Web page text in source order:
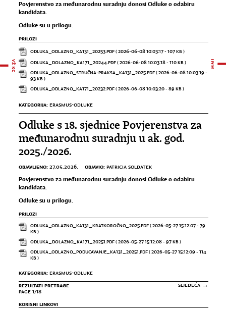
Povjerenstvo za međunarodnu suradnju donosi Odluke o odabiru
kandidata.
Odluke su u prilogu.
PRILOZI
ODLUKA_ODLAZNO_KA131_20253.PDF( 2026-06-08 10:03:17 - 107 KB )
ODLUKA_DOLAZNO_KA171_20244.PDF( 2026-06-08 10:03:18 - 110 KB )
ODLUKA_ODLAZNO_STRUČNA-PRAKSA_KA131_2025.PDF( 2026-06-08 10:03:19 -
93 KB )
ODLUKA_ODLAZNO_KA171_20232.PDF( 2026-06-08 10:03:20 - 89 KB )
KATEGORIJA: ERASMUS-ODLUKE
Odluke s 18. sjednice Povjerenstva za
međunarodnu suradnju u ak. god.
2025./2026.
OBJAVLJENO: 27.05.2026. OBJAVIO: PATRICIA SOLDATEK
Povjerenstvo za međunarodnu suradnju donosi Odluke o odabiru
kandidata.
Odluke su u prilogu.
PRILOZI
ODLUKA_ODLAZNO_KA131_KRATKOROČNO_2025.PDF( 2026-05-27 15:12:07 - 79
KB )
ODLUKA_DOLAZNO_KA171_20251.PDF( 2026-05-27 15:12:08 - 97 KB )
ODLUKA_ODLAZNO_PODUCAVANJE_KA131_20251.PDF( 2026-05-27 15:12:09 - 114
KB )
KATEGORIJA: ERASMUS-ODLUKE
REZULTATI PRETRAGE
PAGE 1/18
SLJEDEĆA →
KORISNI LINKOVI